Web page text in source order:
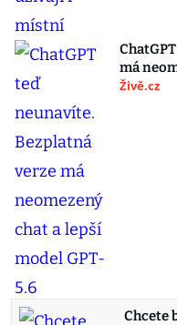
má
Živě.cz
Chcete